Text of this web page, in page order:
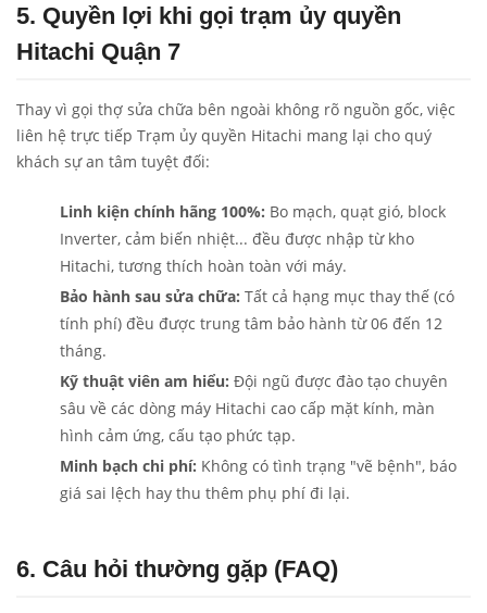
5. Quyền lợi khi gọi trạm ủy quyền
Hitachi Quận 7
Thay vì gọi thợ sửa chữa bên ngoài không rõ nguồn gốc, việc
liên hệ trực tiếp Trạm ủy quyền Hitachi mang lại cho quý
khách sự an tâm tuyệt đối:
Linh kiện chính hãng 100%: Bo mạch, quạt gió, block
Inverter, cảm biến nhiệt... đều được nhập từ kho
Hitachi, tương thích hoàn toàn với máy.
Bảo hành sau sửa chữa: Tất cả hạng mục thay thế (có
tính phí) đều được trung tâm bảo hành từ 06 đến 12
tháng.
Kỹ thuật viên am hiểu: Đội ngũ được đào tạo chuyên
sâu về các dòng máy Hitachi cao cấp mặt kính, màn
hình cảm ứng, cấu tạo phức tạp.
Minh bạch chi phí: Không có tình trạng "vẽ bệnh", báo
giá sai lệch hay thu thêm phụ phí đi lại.
6. Câu hỏi thường gặp (FAQ)